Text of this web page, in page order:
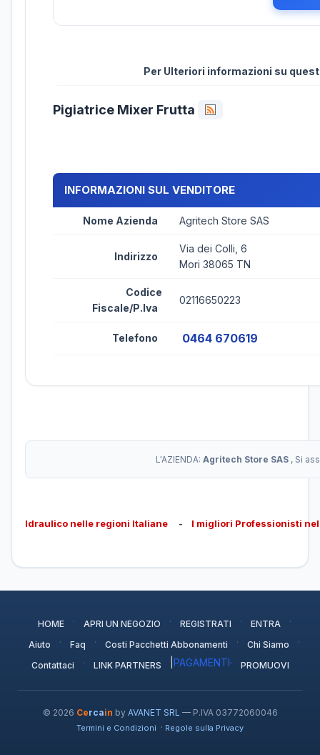
Per Ulteriori informazioni su
Pigiatrice Mixer Frutta
INFORMAZIONI SUL VENDITORE
Nome Azienda Agritech Store SAS
Indirizzo
Via dei Colli, 6
Mori 38065 TN
Codice
Fiscale/P.Iva
02116650223
Telefono 0464 670619
L'AZIENDA: Agritech Store SAS , Si
Idraulico nelle regioni Italiane - I migliori Professionisti
HOME · APRI UN NEGOZIO · REGISTRATI · ENTRA ·
Aiuto · Faq · Costi Pacchetti Abbonamenti · Chi Siamo ·
Contattaci · LINK PARTNERS PAGAMENTI· PROMUOVI
© 2026 Cercain by AVANET SRL — P.IVA 03772060046
Termini e Condizioni · Regole sulla Privacy